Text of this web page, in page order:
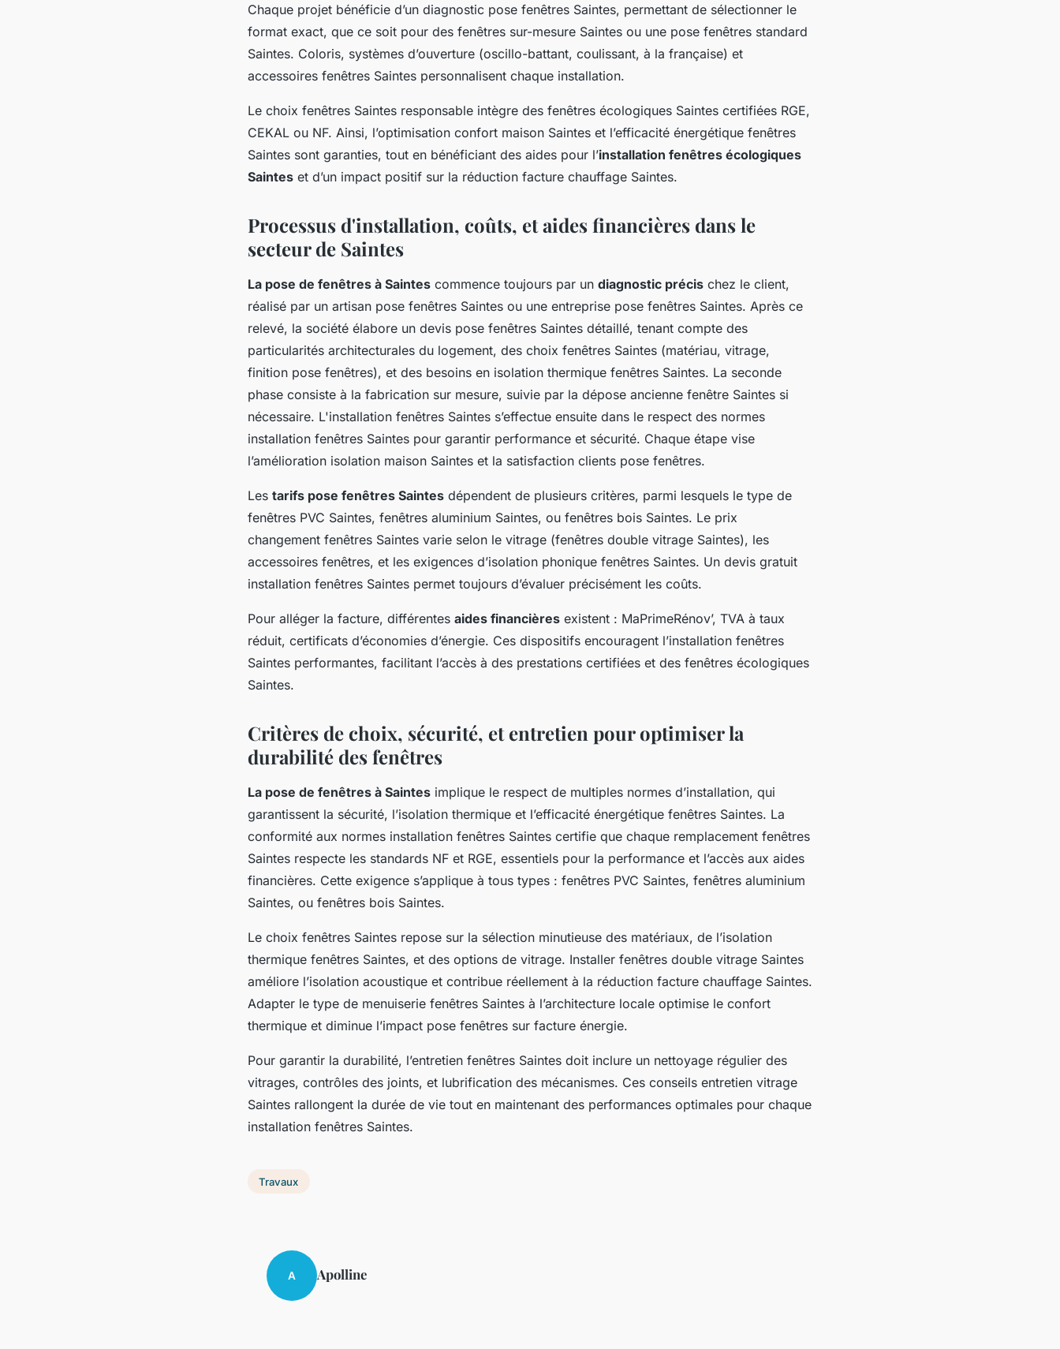
Chaque projet bénéficie d’un diagnostic pose fenêtres Saintes, permettant de sélectionner le
format exact, que ce soit pour des fenêtres sur-mesure Saintes ou une pose fenêtres standard
Saintes. Coloris, systèmes d’ouverture (oscillo-battant, coulissant, à la française) et
accessoires fenêtres Saintes personnalisent chaque installation.
Le choix fenêtres Saintes responsable intègre des fenêtres écologiques Saintes certifiées RGE,
CEKAL ou NF. Ainsi, l’optimisation confort maison Saintes et l’efficacité énergétique fenêtres
Saintes sont garanties, tout en bénéficiant des aides pour l’installation fenêtres écologiques
Saintes et d’un impact positif sur la réduction facture chauffage Saintes.
Processus d'installation, coûts, et aides financières dans le
secteur de Saintes
La pose de fenêtres à Saintes commence toujours par un diagnostic précis chez le client,
réalisé par un artisan pose fenêtres Saintes ou une entreprise pose fenêtres Saintes. Après ce
relevé, la société élabore un devis pose fenêtres Saintes détaillé, tenant compte des
particularités architecturales du logement, des choix fenêtres Saintes (matériau, vitrage,
finition pose fenêtres), et des besoins en isolation thermique fenêtres Saintes. La seconde
phase consiste à la fabrication sur mesure, suivie par la dépose ancienne fenêtre Saintes si
nécessaire. L'installation fenêtres Saintes s’effectue ensuite dans le respect des normes
installation fenêtres Saintes pour garantir performance et sécurité. Chaque étape vise
l’amélioration isolation maison Saintes et la satisfaction clients pose fenêtres.
Les tarifs pose fenêtres Saintes dépendent de plusieurs critères, parmi lesquels le type de
fenêtres PVC Saintes, fenêtres aluminium Saintes, ou fenêtres bois Saintes. Le prix
changement fenêtres Saintes varie selon le vitrage (fenêtres double vitrage Saintes), les
accessoires fenêtres, et les exigences d’isolation phonique fenêtres Saintes. Un devis gratuit
installation fenêtres Saintes permet toujours d’évaluer précisément les coûts.
Pour alléger la facture, différentes aides financières existent : MaPrimeRénov’, TVA à taux
réduit, certificats d’économies d’énergie. Ces dispositifs encouragent l’installation fenêtres
Saintes performantes, facilitant l’accès à des prestations certifiées et des fenêtres écologiques
Saintes.
Critères de choix, sécurité, et entretien pour optimiser la
durabilité des fenêtres
La pose de fenêtres à Saintes implique le respect de multiples normes d’installation, qui
garantissent la sécurité, l’isolation thermique et l’efficacité énergétique fenêtres Saintes. La
conformité aux normes installation fenêtres Saintes certifie que chaque remplacement fenêtres
Saintes respecte les standards NF et RGE, essentiels pour la performance et l’accès aux aides
financières. Cette exigence s’applique à tous types : fenêtres PVC Saintes, fenêtres aluminium
Saintes, ou fenêtres bois Saintes.
Le choix fenêtres Saintes repose sur la sélection minutieuse des matériaux, de l’isolation
thermique fenêtres Saintes, et des options de vitrage. Installer fenêtres double vitrage Saintes
améliore l’isolation acoustique et contribue réellement à la réduction facture chauffage Saintes.
Adapter le type de menuiserie fenêtres Saintes à l’architecture locale optimise le confort
thermique et diminue l’impact pose fenêtres sur facture énergie.
Pour garantir la durabilité, l’entretien fenêtres Saintes doit inclure un nettoyage régulier des
vitrages, contrôles des joints, et lubrification des mécanismes. Ces conseils entretien vitrage
Saintes rallongent la durée de vie tout en maintenant des performances optimales pour chaque
installation fenêtres Saintes.
Travaux
A Apolline